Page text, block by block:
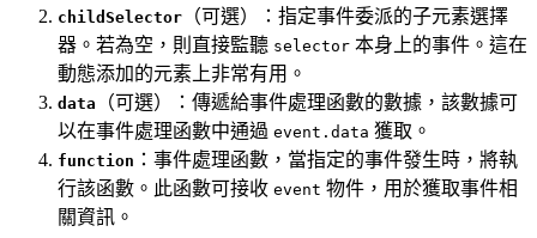
childSelector （可選）：指定事件委派的子元素選擇
器。若為空，則直接監聽 selector 本身上的事件。這在
動態添加的元素上非常有用。
data
（可選）：傳遞給事件處理函數的數據，該數據可
以在事件處理函數中通過 event.data 獲取。
function ：事件處理函數，當指定的事件發生時，將執
行該函數。此函數可接收 event 物件，用於獲取事件相
關資訊。